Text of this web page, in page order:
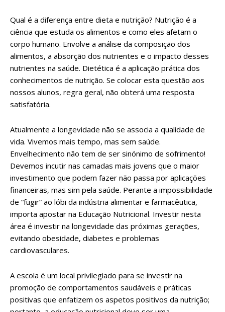
Qual é a diferença entre dieta e nutrição? Nutrição é a
ciência que estuda os alimentos e como eles afetam o
corpo humano. Envolve a análise da composição dos
alimentos, a absorção dos nutrientes e o impacto desses
nutrientes na saúde. Dietética é a aplicação prática dos
conhecimentos de nutrição. Se colocar esta questão aos
nossos alunos, regra geral, não obterá uma resposta
satisfatória.
Atualmente a longevidade não se associa a qualidade de
vida. Vivemos mais tempo, mas sem saúde.
Envelhecimento não tem de ser sinónimo de sofrimento!
Devemos incutir nas camadas mais jovens que o maior
investimento que podem fazer não passa por aplicações
financeiras, mas sim pela saúde. Perante a impossibilidade
de “fugir” ao lóbi da indústria alimentar e farmacêutica,
importa apostar na Educação Nutricional. Investir nesta
área é investir na longevidade das próximas gerações,
evitando obesidade, diabetes e problemas
cardiovasculares.
A escola é um local privilegiado para se investir na
promoção de comportamentos saudáveis e práticas
positivas que enfatizem os aspetos positivos da nutrição;